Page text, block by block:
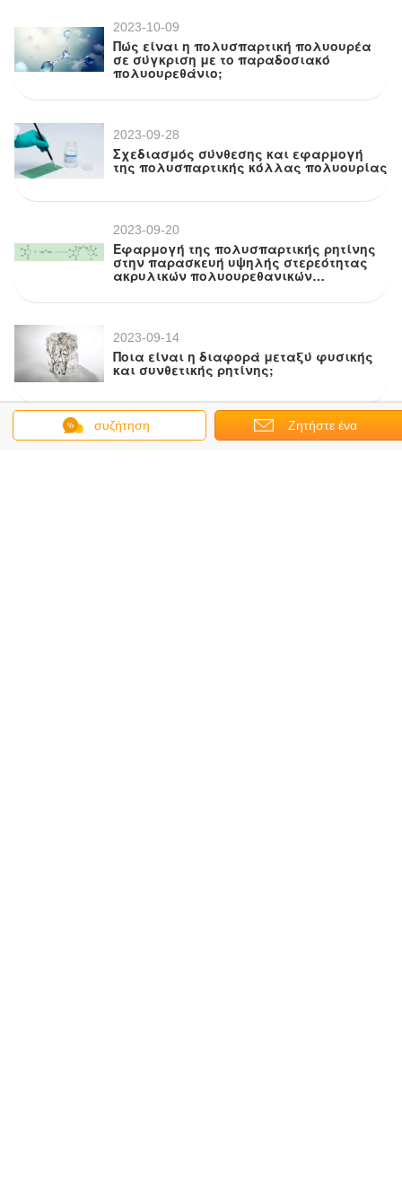
2023-10-09
Πώς είναι η πολυσπαρτική πολυουρέα
σε σύγκριση με το παραδοσιακό
πολυουρεθάνιο;
2023-09-28
Σχεδιασμός σύνθεσης και εφαρμογή
της πολυσπαρτικής κόλλας πολυουρίας
2023-09-20
Εφαρμογή της πολυσπαρτικής ρητίνης
στην παρασκευή υψηλής στερεότητας
ακρυλικών πολυουρεθανικών
επιχρίσεων
2023-09-14
Ποια είναι η διαφορά μεταξύ φυσικής
και συνθετικής ρητίνης;
2023-09-04
συζήτηση Ζητήστε ένα